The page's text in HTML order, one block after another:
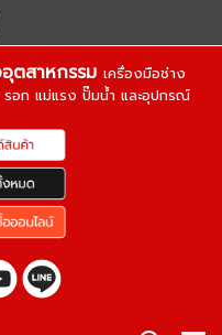
ตสาหกรรม เครื่องมือช่าง
รอก แม่แรง ปั๊มน้ำ และอุปกรณ์